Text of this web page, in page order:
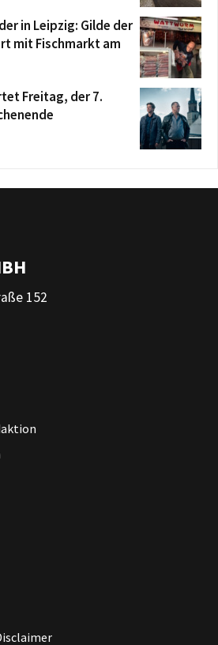
in Leipzig: Gilde der
mit Fischmarkt am
Freitag, der 7.
152